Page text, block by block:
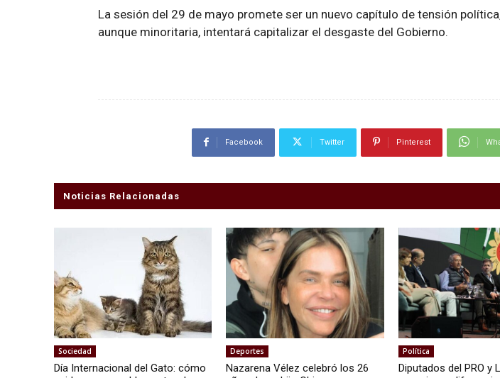
La sesión del 29 de mayo promete ser un nuevo capítulo de tensión
aunque minoritaria, intentará capitalizar el desgaste del Gobierno.
Facebook Twitter Pinterest
Noticias Relacionadas
Sociedad
Día Internacional del Gato: cómo
Deportes
Nazarena Vélez celebró los 26
Política
Diputados del PRO y